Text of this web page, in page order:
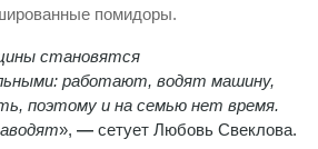
помидоры.
становятся
работают, водят машину,
поэтому и на семью нет время.
», —сетует Любовь Свеклова.